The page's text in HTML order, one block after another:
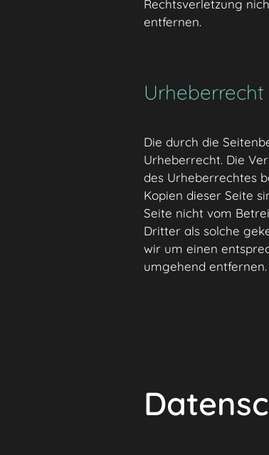
Rechtsverletzung
entfernen.
Urheberrecht
Die durch die
Urheberrecht. Die
des Urheberrechtes
Kopien dieser Seite
Seite nicht vom
Dritter als solche
wir um einen
umgehend entfernen.